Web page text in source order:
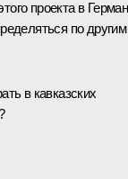
проекта в
по другим
в кавказских